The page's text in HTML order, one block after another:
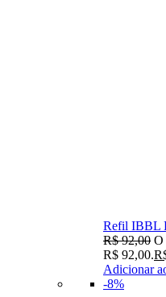
Refil IBBL
R$92,00 O
R$ 92,00.
Adicionar
-8%